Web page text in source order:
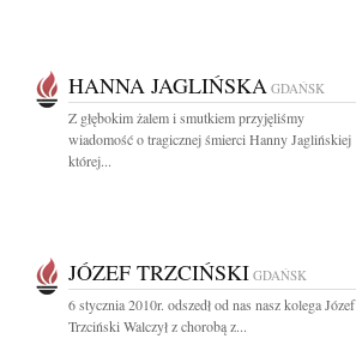
HANNA JAGLIŃSKA GDAŃSK
Z głębokim żalem i smutkiem przyjęliśmy
wiadomość o tragicznej śmierci Hanny Jaglińskiej
której...
JÓZEF TRZCIŃSKI GDAŃSK
6 stycznia 2010r. odszedł od nas nasz kolega Józef
Trzciński Walczył z chorobą z...